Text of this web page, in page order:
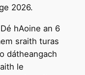
2026.
hAoine an 6
sraith turas
dátheangach
le